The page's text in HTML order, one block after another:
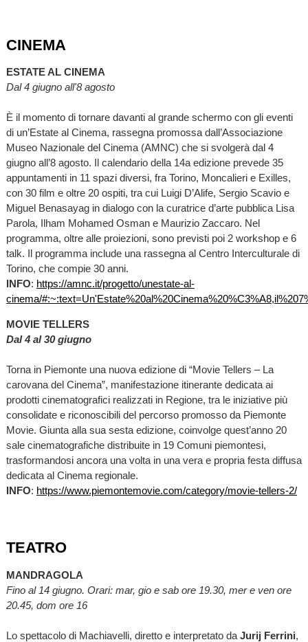
CINEMA
ESTATE AL CINEMA
Dal 4 giugno all'8 agosto
È il momento di tornare davanti al grande schermo con gli eventi
di un’Estate al Cinema, rassegna promossa dall’Associazione
Museo Nazionale del Cinema (AMNC) che si svolgerà dal 4
giugno all’8 agosto. Il calendario della 14a edizione prevede 35
appuntamenti in 11 spazi diversi, fra Torino, Moncalieri e Exilles,
con 30 film e oltre 20 ospiti, tra cui Luigi D’Alife, Sergio Scavio e
Miguel Benasayag in dialogo con la curatrice d’arte pubblica Lisa
Parola, Ilham Mohamed Osman e Maurizio Zaccaro. Nel
programma, oltre alle proiezioni, sono previsti poi 2 workshop e 6
talk. Il programma include una rassegna al Centro Interculturale di
Torino, che compie 30 anni.
INFO: https://amnc.it/progetto/unestate-al-
cinema/
MOVIE TELLERS
Dal 4 al 30 giugno
Torna in Piemonte una nuova edizione di “Movie Tellers – La
carovana del Cinema”, manifestazione itinerante dedicata ai
prodotti cinematografici realizzati in Regione, tra le iniziative più
consolidate e riconoscibili del percorso promosso da Piemonte
Movie. Giunta alla sua sesta edizione, coinvolge quest’anno 20
sale cinematografiche distribuite in 19 Comuni piemontesi,
trasformandosi ancora una volta in una vera e propria festa diffusa
dedicata al Cinema regionale.
INFO: https://www.piemontemovie.com/category/movie-tellers-2/
TEATRO
MANDRAGOLA
Fino al 14 giugno. Orari: mar, gio e sab ore 19.30, mer e ven ore
20.45, dom ore 16
Lo spettacolo di Machiavelli, diretto e interpretato da Jurij Ferrini,